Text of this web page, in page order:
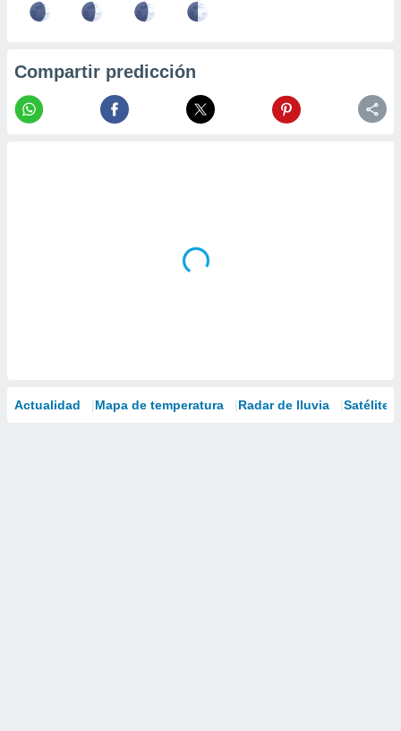
Compartir predicción
Actualidad Mapa de temperatura Radar de lluvia Satélites